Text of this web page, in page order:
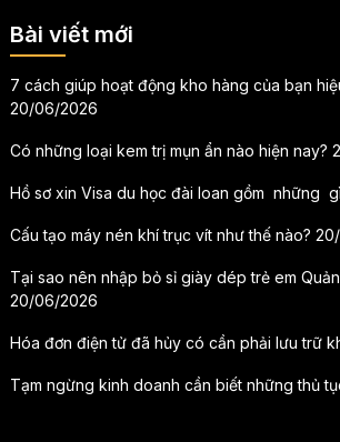
Bài viết mới
7 cách giúp hoạt động kho hàng của bạn
20/06/2026
Có những loại kem trị mụn ẩn nào hiện nay?
Hồ sơ xin Visa du học đài loan gồm những
Cấu tạo máy nén khí trục vít như thế nào?
Tại sao nên nhập bỏ sỉ giày dép trẻ em
20/06/2026
Hóa đơn điện tử đã hủy có cần phải lưu trữ
Tạm ngừng kinh doanh cần biết những thủ